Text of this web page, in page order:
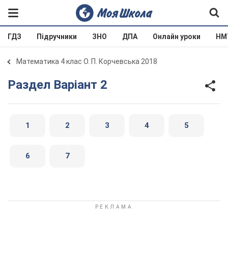
ГДЗ Підручники ЗНО ДПА Онлайн уроки
Математика 4 клас О. П. Корчевська 2018
Раздел Варіант 2
1 2 3 4 5
6 7